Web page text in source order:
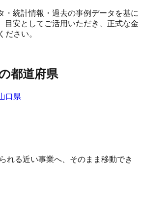
・統計情報・過去の事例データを基に
目安としてご活用いただき、正式な金
ださい。
都道府県
口県
れる近い事業へ、そのまま移動でき